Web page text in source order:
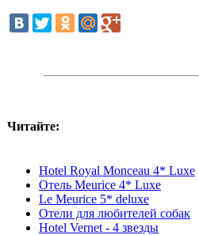
Читайте:
Hotel Royal Monceau 4* Luxe
Отель Meurice 4* Luxe
Le Meurice 5* deluxe
Отели для любителей собак
Hotel Vernet - 4 звезды